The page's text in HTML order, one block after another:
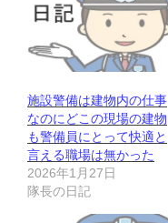
施設警備は建物内の仕事
なのにどこの現場の建物
も警備員にとって快適と
言える職場は無かった
2026年1月27日
隊長の日記